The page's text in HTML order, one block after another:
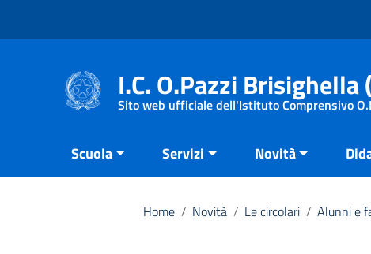
I.C. O.Pazzi Brisighella
Sito web ufficiale dell'Istituto Comprensivo
Scuola Servizi Novità
Home / Novità / Le circolari / Alunni e